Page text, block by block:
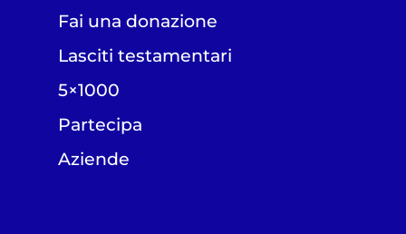
Fai una donazione
Lasciti testamentari
5×1000
Partecipa
Aziende